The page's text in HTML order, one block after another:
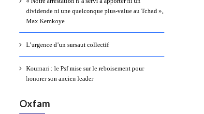
dividende ni une quelconque plus-value au Tchad »,
Max Kemkoye
L’urgence d’un sursaut collectif
Kournari : le Psf mise sur le reboisement pour
honorer son ancien leader
Oxfam